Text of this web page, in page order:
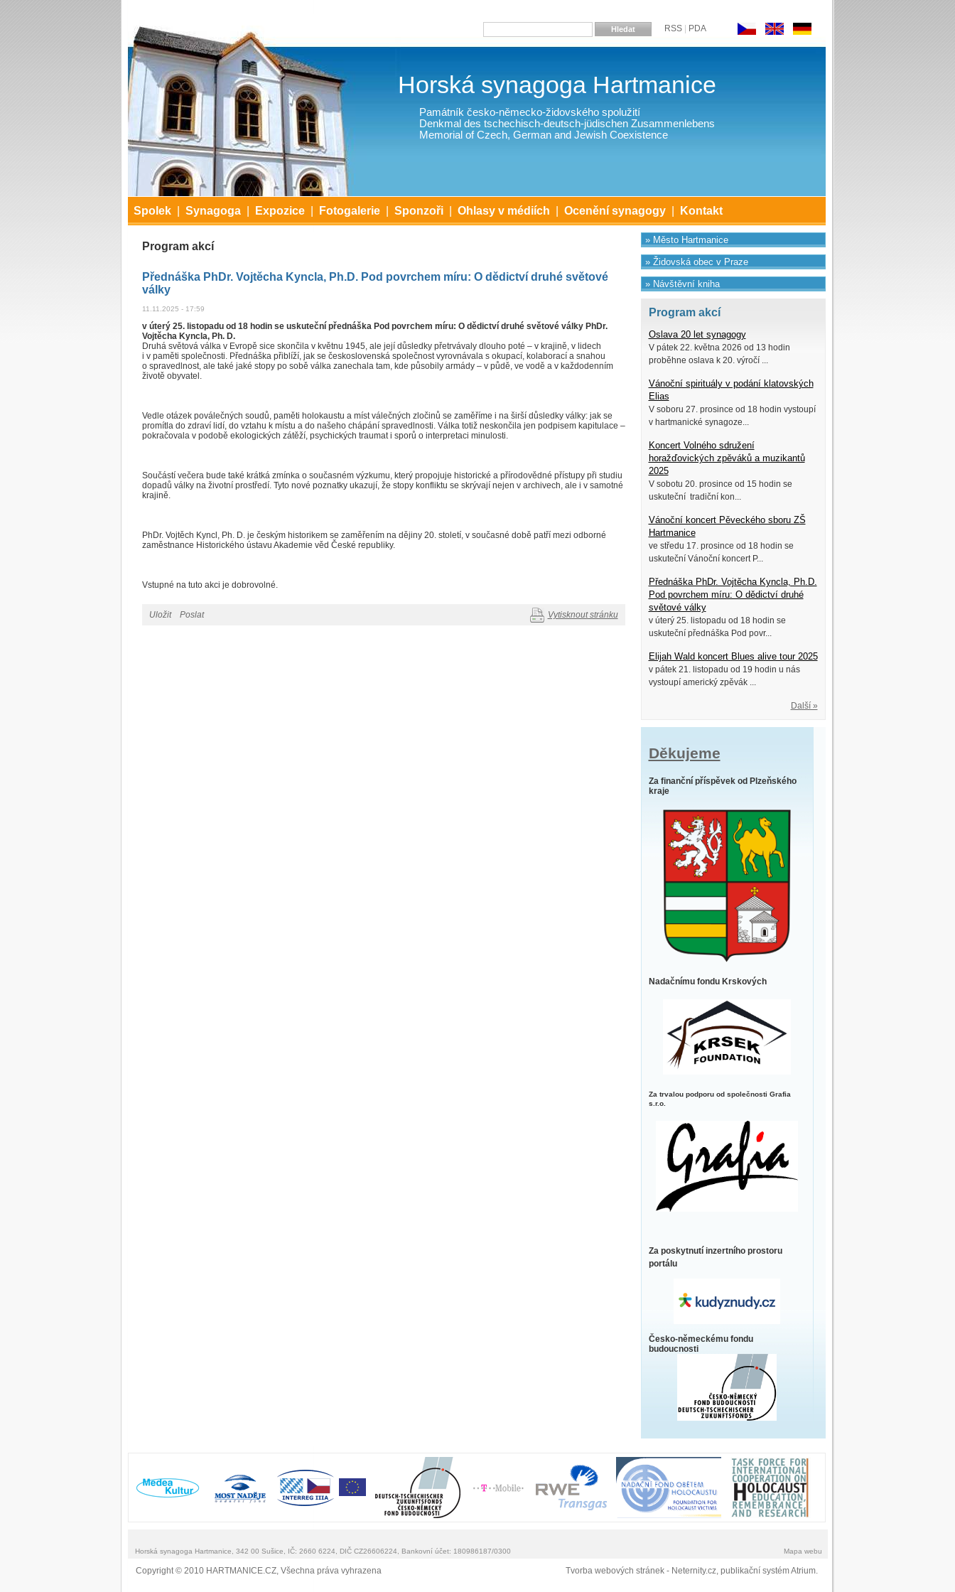
RSS PDA
Horská synagoga Hartmanice
Památník česko-německo-židovského spolužití
Denkmal des tschechisch-deutsch-jüdischen Zusammenlebens
Memorial of Czech, German and Jewish Coexistence
Hledat
Spolek Synagoga Expozice Fotogalerie Sponzoři Ohlasy v médiích Ocenění synagogy Kontakt
Program akcí
Přednáška PhDr. Vojtěcha Kyncla, Ph.D. Pod povrchem míru: O dědictví druhé světové
války
11.11.2025 - 17:59
v úterý 25. listopadu od 18 hodin se uskuteční přednáška Pod povrchem míru: O dědictví druhé světové války PhDr.
Vojtěcha Kyncla, Ph. D.
Druhá světová válka v Evropě sice skončila v květnu 1945, ale její důsledky přetrvávaly dlouho poté – v krajině, v lidech
i v paměti společnosti. Přednáška přiblíží, jak se československá společnost vyrovnávala s okupací, kolaborací a snahou
o spravedlnost, ale také jaké stopy po sobě válka zanechala tam, kde působily armády – v půdě, ve vodě a v každodenním
životě obyvatel.
Vedle otázek poválečných soudů, paměti holokaustu a míst válečných zločinů se zaměříme i na širší důsledky války: jak se
promítla do zdraví lidí, do vztahu k místu a do našeho chápání spravedlnosti. Válka totiž neskončila jen podpisem kapitulace –
pokračovala v podobě ekologických zátěží, psychických traumat i sporů o interpretaci minulosti.
Součástí večera bude také krátká zmínka o současném výzkumu, který propojuje historické a přírodovědné přístupy při studiu
dopadů války na životní prostředí. Tyto nové poznatky ukazují, že stopy konfliktu se skrývají nejen v archivech, ale i v samotné
krajině.
PhDr. Vojtěch Kyncl, Ph. D. je českým historikem se zaměřením na dějiny 20. století, v současné době patří mezi odborné
zaměstnance Historického ústavu Akademie věd České republiky.
Vstupné na tuto akci je dobrovolné.
Uložit Poslat Vytisknout stránku
» Město Hartmanice
» Židovská obec v Praze
» Návštěvní kniha
Program akcí
Oslava 20 let synagogy
V pátek 22. května 2026 od 13 hodin
proběhne oslava k 20. výročí ...
Vánoční spirituály v podání klatovských
Elias
V soboru 27. prosince od 18 hodin vystoupí
v hartmanické synagoze...
Koncert Volného sdružení
horažďovických zpěváků a muzikantů
2025
V sobotu 20. prosince od 15 hodin se
uskuteční tradiční kon...
Vánoční koncert Pěveckého sboru ZŠ
Hartmanice
ve středu 17. prosince od 18 hodin se
uskuteční Vánoční koncert P...
Přednáška PhDr. Vojtěcha Kyncla, Ph.D.
Pod povrchem míru: O dědictví druhé
světové války
v úterý 25. listopadu od 18 hodin se
uskuteční přednáška Pod povr...
Elijah Wald koncert Blues alive tour 2025
v pátek 21. listopadu od 19 hodin u nás
vystoupí americký zpěvák ...
Další »
Děkujeme
Za finanční příspěvek od Plzeňského
kraje
Nadačnímu fondu Krskových
Za trvalou podporu od společnosti Grafia
s.r.o.
Za poskytnutí inzertního prostoru
portálu
Česko-německému fondu
budoucnosti
Horská synagoga Hartmanice, 342 00 Sušice, IČ: 2660 6224, DIČ CZ26606224, Bankovní účet: 180986187/0300 Mapa webu
Copyright © 2010 HARTMANICE.CZ, Všechna práva vyhrazena Tvorba webových stránek- Neternity.cz, publikační systém Atrium.